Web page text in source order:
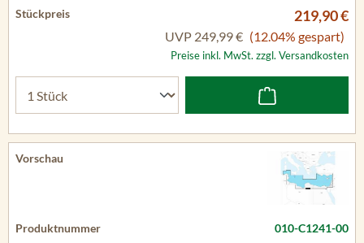
219,90 €
UVP 249,99 € (12.04% gespart)
Preise inkl. MwSt. zzgl. Versandkosten
010-C1241-00